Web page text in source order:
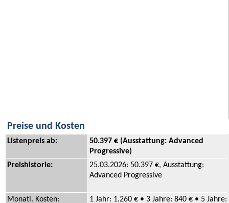
Preise und Kosten
Listenpreis ab:
50.397 € (Ausstattung: Advanced
Progressive)
Preishistorie:
25.03.2026: 50.397 €, Ausstattung:
Advanced Progressive
Monatl. Kosten:
1 Jahr: 1.260 € • 3 Jahre: 840 € • 5 Jahre: